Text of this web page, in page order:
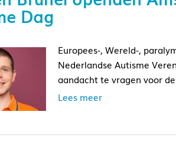
Dag
Europees-, Wereld-,
Nederlandse Autisme
aandacht te vragen voor
Lees meer